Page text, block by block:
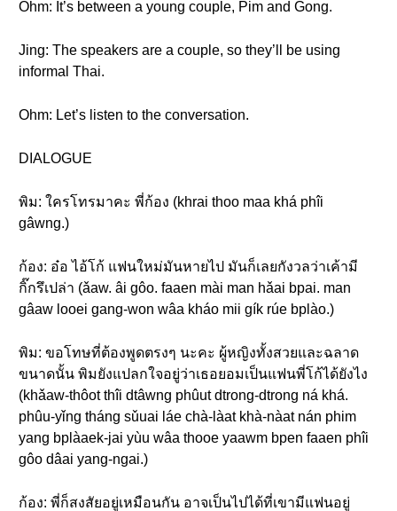
Ohm: It’s between a young couple, Pim and Gong.
Jing: The speakers are a couple, so they’ll be using
informal Thai.
Ohm: Let’s listen to the conversation.
DIALOGUE
พิม: ใครโทรมาคะ พี่ก้อง (khrai thoo maa khá phîi
gâwng.)
ก้อง: อ๋อ ไอ้โก้ แฟนใหม่มันหายไป มันก็เลยกังวลว่าเค้ามี
กิ๊กรึเปล่า (ǎaw. âi gôo. faaen mài man hǎai bpai. man
gâaw looei gang-won wâa kháo mii gík rúe bplào.)
พิม: ขอโทษที่ต้องพูดตรงๆ นะคะ ผู้หญิงทั้งสวยและฉลาด
ขนาดนั้น พิมยังแปลกใจอยู่ว่าเธอยอมเป็นแฟนพี่โก้ได้ยังไง
(khǎaw-thôot thîi dtâwng phûut dtrong-dtrong ná khá.
phûu-yǐng tháng sǔuai láe chà-làat khà-nàat nán phim
yang bplàaek-jai yùu wâa thooe yaawm bpen faaen phîi
gôo dâai yang-ngai.)
ก้อง: พี่ก็สงสัยอยู่เหมือนกัน อาจเป็นไปได้ที่เขามีแฟนอยู่